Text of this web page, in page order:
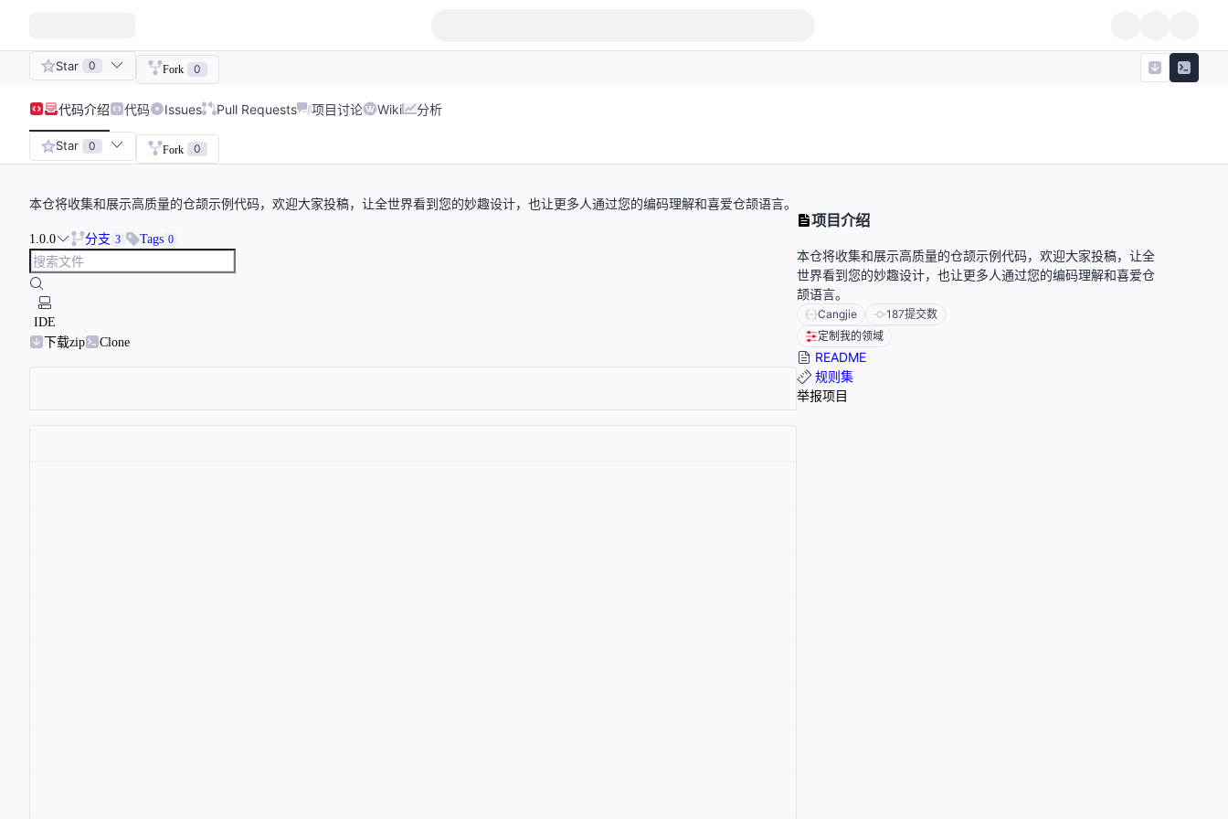
Star 0 Fork 0
代码介绍 代码 Issues Pull Requests 项目讨论 Wiki 分析
Star 0 Fork 0
本仓将收集和展示高质量的仓颉示例代码，欢迎大家投稿，让全世界看到您的妙趣设计，也让更多人通过您的编码理解和喜爱仓颉语言。
1.0.0 分支 3 Tags 0
IDE
下载zip
Clone
项目介绍
本仓将收集和展示高质量的仓颉示例代码，欢迎大家投稿，让全
世界看到您的妙趣设计，也让更多人通过您的编码理解和喜爱仓
颉语言。
Cangjie 187提交数
定制我的领域
README
规则集
举报项目